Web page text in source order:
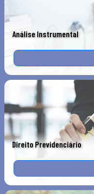
Análise Instrumental
Direito Previdenciário